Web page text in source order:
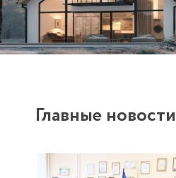
Главные новости